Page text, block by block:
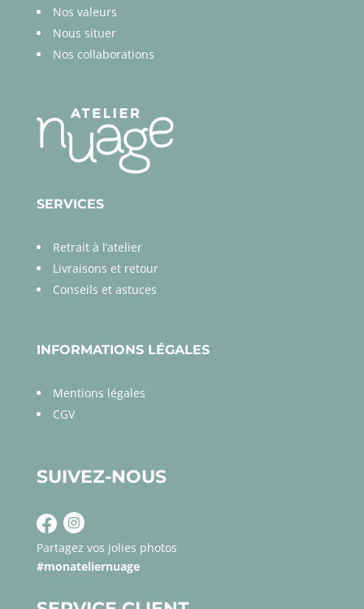
Nos valeurs
Nous situer
Nos collaborations
SERVICES
Retrait à l’atelier
Livraisons et retour
Conseils et astuces
INFORMATIONS LÉGALES
Mentions légales
CGV
SUIVEZ-NOUS
Partagez vos jolies photos
#monateliernuage